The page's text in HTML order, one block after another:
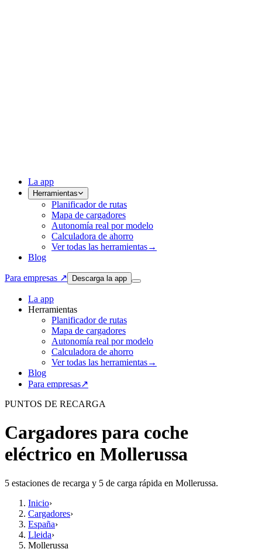
La app
Herramientas
Planificador de rutas
Mapa de cargadores
Autonomía real por modelo
Calculadora de ahorro
Ver todas las herramientas→
Blog
Para empresas ↗ Descarga la app
La app
Herramientas
Planificador de rutas
Mapa de cargadores
Autonomía real por modelo
Calculadora de ahorro
Ver todas las herramientas→
Blog
Para empresas↗
PUNTOS DE RECARGA
Cargadores para coche
eléctrico en Mollerussa
5 estaciones de recarga y 5 de carga rápida en Mollerussa.
Inicio›
Cargadores›
España›
Lleida›
Mollerussa